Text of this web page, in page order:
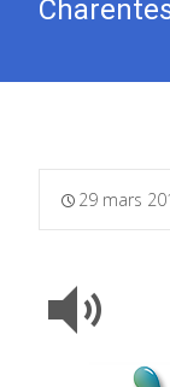
29 mars